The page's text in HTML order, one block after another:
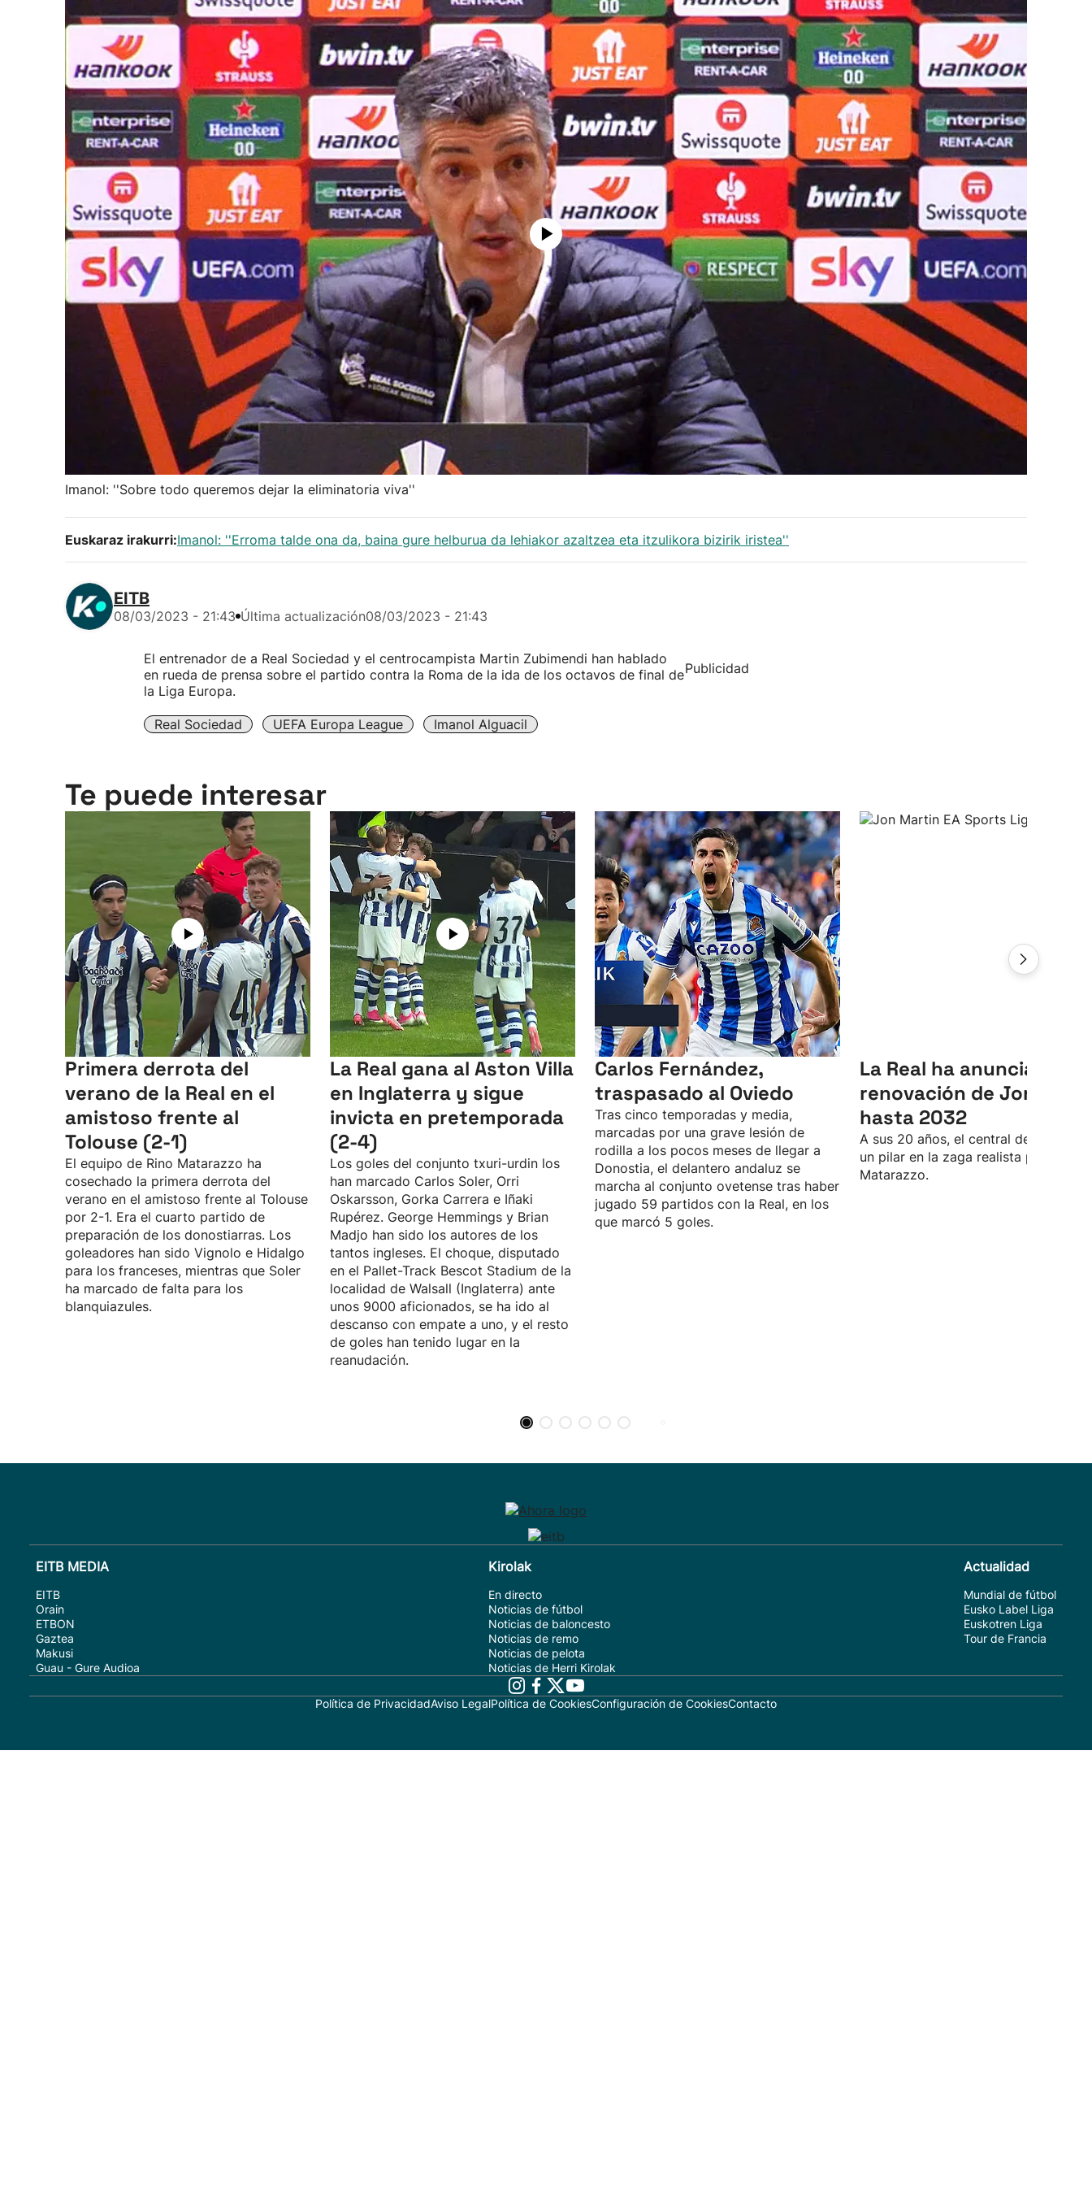
Imanol: ''Sobre todo queremos dejar la eliminatoria viva''
Euskaraz irakurri:Imanol: ''Erroma talde ona da, baina gure helburua da lehiakor azaltzea eta itzulikora bizirik iristea''
EITB
08/03/2023 - 21:43 Última actualización08/03/2023 - 21:43
El entrenador de a Real Sociedad y el centrocampista Martin Zubimendi han hablado
en rueda de prensa sobre el partido contra la Roma de la ida de los octavos de final de
la Liga Europa.
Real Sociedad UEFA Europa League Imanol Alguacil
Publicidad
Te puede interesar
Primera derrota del
verano de la Real en el
amistoso frente al
Tolouse (2-1)
El equipo de Rino Matarazzo ha
cosechado la primera derrota del
verano en el amistoso frente al Tolouse
por 2-1. Era el cuarto partido de
preparación de los donostiarras. Los
goleadores han sido Vignolo e Hidalgo
para los franceses, mientras que Soler
ha marcado de falta para los
blanquiazules.
La Real gana al Aston Villa
en Inglaterra y sigue
invicta en pretemporada
(2-4)
Los goles del conjunto txuri-urdin los
han marcado Carlos Soler, Orri
Oskarsson, Gorka Carrera e Iñaki
Rupérez. George Hemmings y Brian
Madjo han sido los autores de los
tantos ingleses. El choque, disputado
en el Pallet-Track Bescot Stadium de la
localidad de Walsall (Inglaterra) ante
unos 9000 aficionados, se ha ido al
descanso con empate a uno, y el resto
de goles han tenido lugar en la
reanudación.
Carlos Fernández,
traspasado al Oviedo
Tras cinco temporadas y media,
marcadas por una grave lesión de
rodilla a los pocos meses de llegar a
Donostia, el delantero andaluz se
marcha al conjunto ovetense tras haber
jugado 59 partidos con la Real, en los
que marcó 5 goles.
La Real ha anunciado la
renovación de Jon
hasta 2032
A sus 20 años, el central de Lasarte
un pilar en la zaga realista para Rino
Matarazzo.
EITB MEDIA
EITB
Orain
ETBON
Gaztea
Makusi
Guau - Gure Audioa
Kirolak
En directo
Noticias de fútbol
Noticias de baloncesto
Noticias de remo
Noticias de pelota
Noticias de Herri Kirolak
Actualidad
Mundial de fútbol
Eusko Label Liga
Euskotren Liga
Tour de Francia
Política de PrivacidadAviso LegalPolítica de CookiesConfiguración de CookiesContacto